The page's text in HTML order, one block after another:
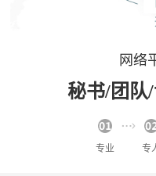
网络
秘书/团队
专业 专